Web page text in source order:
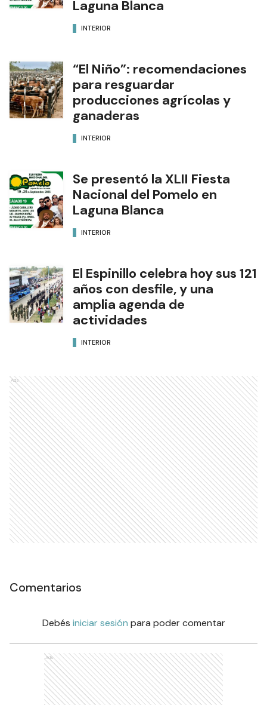
Laguna Blanca
INTERIOR
“El Niño”: recomendaciones
para resguardar
producciones agrícolas y
ganaderas
INTERIOR
Se presentó la XLII Fiesta
Nacional del Pomelo en
Laguna Blanca
INTERIOR
El Espinillo celebra hoy sus 121
años con desfile, y una
amplia agenda de
actividades
INTERIOR
Ads
Comentarios
Debés iniciar sesión para poder comentar
Ads